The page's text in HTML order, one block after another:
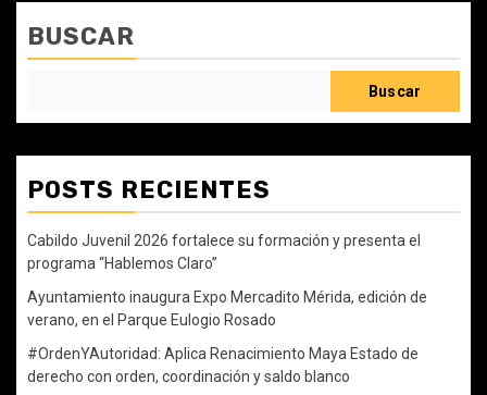
BUSCAR
Buscar
POSTS RECIENTES
Cabildo Juvenil 2026 fortalece su formación y presenta el
programa “Hablemos Claro”
Ayuntamiento inaugura Expo Mercadito Mérida, edición de
verano, en el Parque Eulogio Rosado
#OrdenYAutoridad: Aplica Renacimiento Maya Estado de
derecho con orden, coordinación y saldo blanco